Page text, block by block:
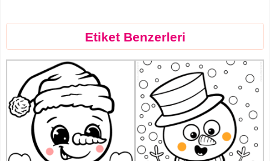
Etiket Benzerleri